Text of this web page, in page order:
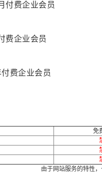
付费企业会员
费企业会员
费企业会员
免
由于网站服务的特性